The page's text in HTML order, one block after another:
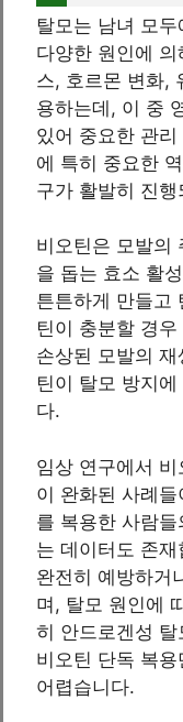
탈모는 남녀 모
다양한 원인에
스, 호르몬 변화,
용하는데, 이 중
있어 중요한 관
에 특히 중요한
구가 활발히 진
비오틴은 모발의
을 돕는 효소 활
튼튼하게 만들고
틴이 충분할 경
손상된 모발의
틴이 탈모 방지
다.
임상 연구에서
이 완화된 사례
를 복용한 사람
는 데이터도 존
완전히 예방하거
며, 탈모 원인에
히 안드로겐성
비오틴 단독 복
어렵습니다.